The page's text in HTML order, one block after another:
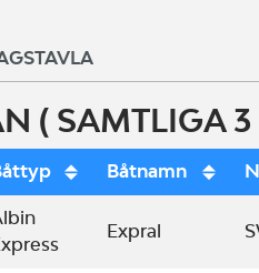
( SAMTLIGA
Båtnamn
Expral